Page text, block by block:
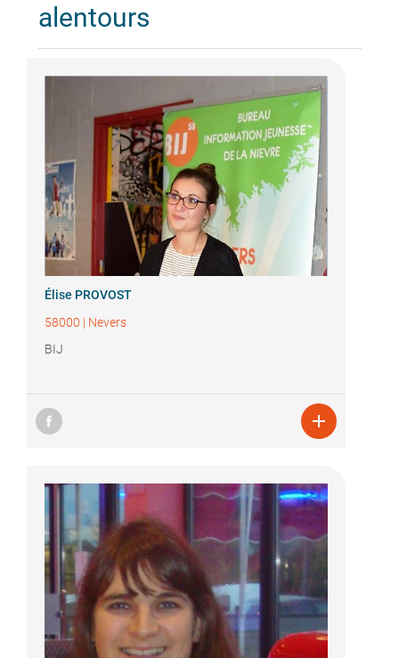
alentours
Élise PROVOST
58000 | Nevers
BIJ
